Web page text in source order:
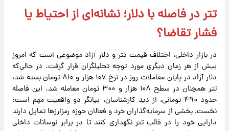
تتر در فاصله با دلار؛ نشانه‌ای از احتیاط یا
فشار تقاضا؟
در بازار داخلی، اختلاف قیمت تتر و دلار آزاد موضوعی است که امروز
بیش از هر زمان دیگری مورد توجه تحلیلگران قرار گرفت. در حالی‌که
دلار آزاد در پایان معاملات روز در نرخ ۱۰۷ هزار و ۸۱۰ تومان بسته شد،
تتر همچنان در سطح ۱۰۸ هزار و ۳۰۰ تومان معامله شد. این فاصله
حدود ۴۹۰ تومانی، از دید کارشناسان، بیانگر دو واقعیت مهم است:
نخست، بخشی از سرمایه‌گذاران خرد و فعالان حوزه رمزارزها تمایل دارند
دارایی خود را در قالب تتر نگهداری کنند تا در برابر نوسانات داخلی